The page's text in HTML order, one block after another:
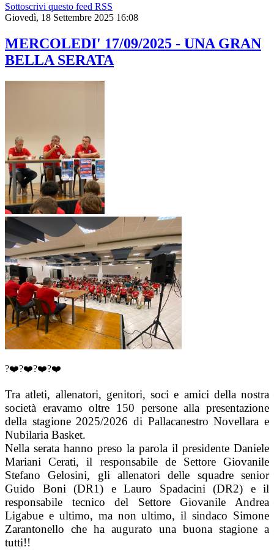
Sottoscrivi questo feed RSS
Giovedì, 18 Settembre 2025 16:08
MERCOLEDI' 17/09/2025 - UNA GRAN
BELLA SERATA
?❤️?❤️?❤️?❤️
Tra atleti, allenatori, genitori, soci e amici della nostra
società eravamo oltre 150 persone alla presentazione
della stagione 2025/2026 di Pallacanestro Novellara e
Nubilaria Basket.
Nella serata hanno preso la parola il presidente Daniele
Mariani Cerati, il responsabile de Settore Giovanile
Stefano Gelosini, gli allenatori delle squadre senior
Guido Boni (DR1) e Lauro Spadacini (DR2) e il
responsabile tecnico del Settore Giovanile Andrea
Ligabue e ultimo, ma non ultimo, il sindaco Simone
Zarantonello che ha augurato una buona stagione a
tutti!!